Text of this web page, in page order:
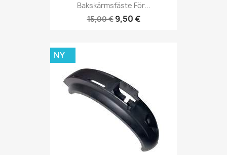
Bakskärmsfäste För...
15,00 € 9,50 €
NY